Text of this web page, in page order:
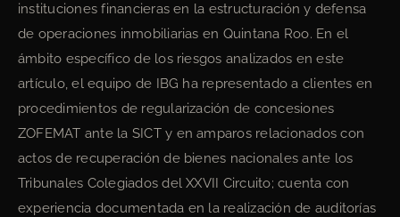
instituciones financieras en la estructuración y defensa
de operaciones inmobiliarias en Quintana Roo. En el
ámbito específico de los riesgos analizados en este
artículo, el equipo de IBG ha representado a clientes en
procedimientos de regularización de concesiones
ZOFEMAT ante la SICT y en amparos relacionados con
actos de recuperación de bienes nacionales ante los
Tribunales Colegiados del XXVII Circuito; cuenta con
experiencia documentada en la realización de auditorías